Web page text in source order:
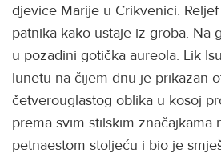
djevice Marije u Crikvenici.
patnika kako ustaje iz groba. Na
u pozadini gotička aureola. Lik
lunetu na čijem dnu je prikazan
četverouglastog oblika u kosoj
prema svim stilskim značajkama
petnaestom stoljeću i bio je